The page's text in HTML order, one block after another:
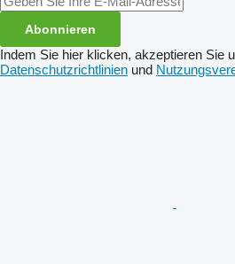
Abonnieren
Indem Sie hier klicken, akzeptieren Sie
Datenschutzrichtlinien und